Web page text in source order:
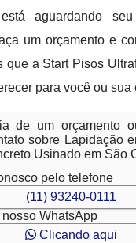
aguardando seu
um orçamento e
que a Start Pisos
para você ou sua
de um orçamento
sobre Lapidação
Usinado em São
pelo telefone
(11) 93240-0111
nosso WhatsApp
Clicando aqui